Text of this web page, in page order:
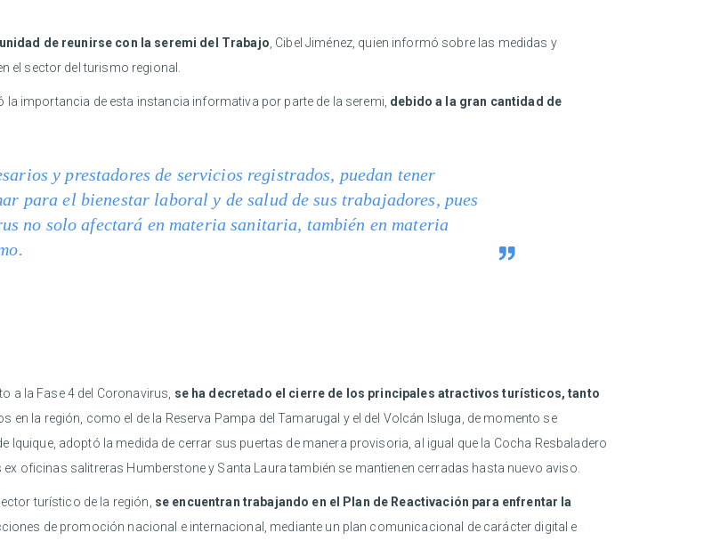
de reunirse con la seremi del Trabajo , Cibel Jiménez, quien informó sobre las medidas y
el sector del turismo regional.
importancia de esta instancia informativa por parte de la seremi, debido a la gran cantidad de
y prestadores de servicios registrados, puedan tener
para el bienestar laboral y de salud de sus trabajadores, pues
no solo afectará en materia sanitaria, también en materia
a la Fase 4 del Coronavirus, se ha decretado el cierre de los principales atractivos turísticos, tanto
en la región, como el de la Reserva Pampa del Tamarugal y el del Volcán Isluga, de momento se
adoptó la medida de cerrar sus puertas de manera provisoria, al igual que la Cocha Resbaladero
oficinas salitreras Humberstone y Santa Laura también se mantienen cerradas hasta nuevo aviso.
turístico de la región, se encuentran trabajando en el Plan de Reactivación para enfrentar la
de promoción nacional e internacional, mediante un plan comunicacional de carácter digital e